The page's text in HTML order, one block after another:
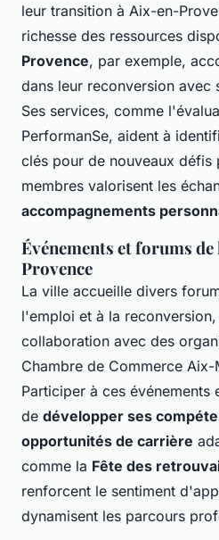
leur transition à Aix-en-
richesse des ressources
Provence, par exemple,
dans leur reconversion avec
Ses services, comme
PerformanSe, aident à
clés pour de nouveaux défis
membres valorisent les
accompagnements
Événements et forums
Provence
La ville accueille divers
l'emploi et à la
collaboration avec des
Chambre de Commerce
Participer à ces événements
de développer ses
opportunités de carrière
comme la Fête des
renforcent le sentiment
dynamisent les parcours